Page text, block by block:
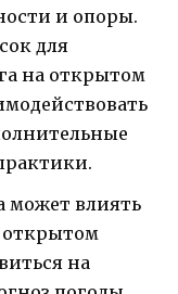
и опоры.
для
на открытом
может влиять
открытом
на